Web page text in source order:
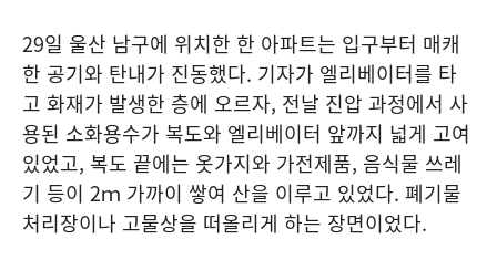
29일 울산 남구에 위치한 한 아파트는 입구부터 매캐
한 공기와 탄내가 진동했다. 기자가 엘리베이터를 타
고 화재가 발생한 층에 오르자, 전날 진압 과정에서 사
용된 소화용수가 복도와 엘리베이터 앞까지 넓게 고여
있었고, 복도 끝에는 옷가지와 가전제품, 음식물 쓰레
기 등이 2ｍ 가까이 쌓여 산을 이루고 있었다. 폐기물
처리장이나 고물상을 떠올리게 하는 장면이었다.